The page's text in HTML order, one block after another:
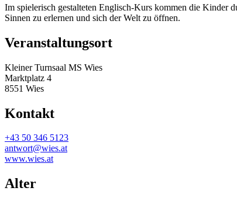
Im spielerisch gestalteten Englisch-Kurs kommen die Kinder
Sinnen zu erlernen und sich der Welt zu öffnen.
Veranstaltungsort
Kleiner Turnsaal MS Wies
Marktplatz 4
8551 Wies
Kontakt
+43 50 346 5123
antwort@wies.at
www.wies.at
Alter